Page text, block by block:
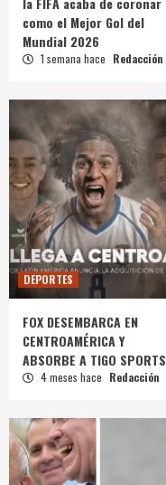
como el Mejor Gol del
Mundial 2026
1 semana hace Redacción
DEPORTES
FOX DESEMBARCA EN
CENTROAMÉRICA Y
ABSORBE A TIGO SPORTS
4 meses hace Redacción